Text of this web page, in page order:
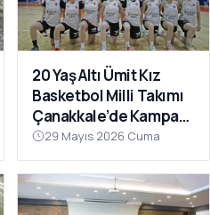
20 Yaş Altı Ümit Kız
Basketbol Milli Takımı
Çanakkale’de Kampa
Girdi
29 Mayıs 2026 Cuma